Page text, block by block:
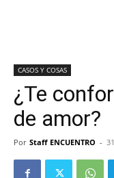
CASOS Y COSAS
¿Te
de amor?
Por Staff ENCUENTRO -